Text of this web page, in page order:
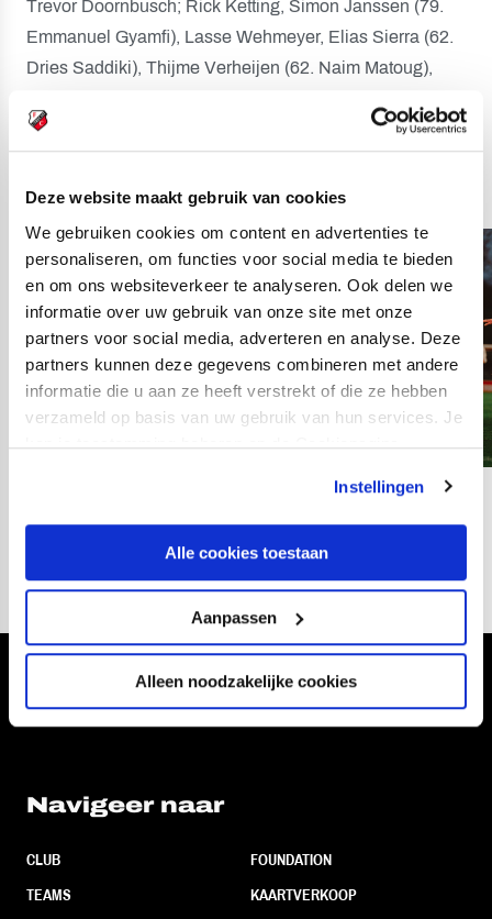
Deze website maakt gebruik van cookies
We gebruiken cookies om content en advertenties te
personaliseren, om functies voor social media te bieden
en om ons websiteverkeer te analyseren. Ook delen we
informatie over uw gebruik van onze site met onze
partners voor social media, adverteren en analyse. Deze
partners kunnen deze gegevens combineren met andere
informatie die u aan ze heeft verstrekt of die ze hebben
verzameld op basis van uw gebruik van hun services. Je
kan je toestemming beheren op de Cookiepagina.
Instellingen
Alle cookies toestaan
Aanpassen
Alleen noodzakelijke cookies
Trevor Doornbusch; Rick Ketting, Simon Janssen (79.
Emmanuel Gyamfi), Lasse Wehmeyer, Elias Sierra (62.
Dries Saddiki), Thijme Verheijen (62. Naim Matoug),
(62. Dean Zandbergen), Navarone Foor, Gabin
Volg ons ook via
Navigeer naar
CLUB
TEAMS
FOUNDATION
KAARTVERKOOP